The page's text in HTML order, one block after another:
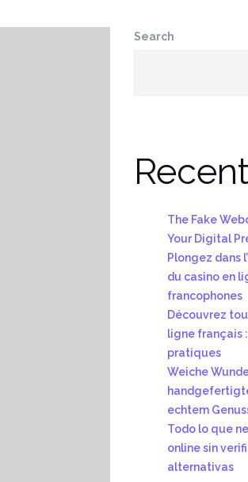
Search
The Fake
Your Digital
Plongez dans
du casino en
francophones
Découvrez
ligne français
pratiques
Weiche
echtem
Todo lo que
online sin
alternativas